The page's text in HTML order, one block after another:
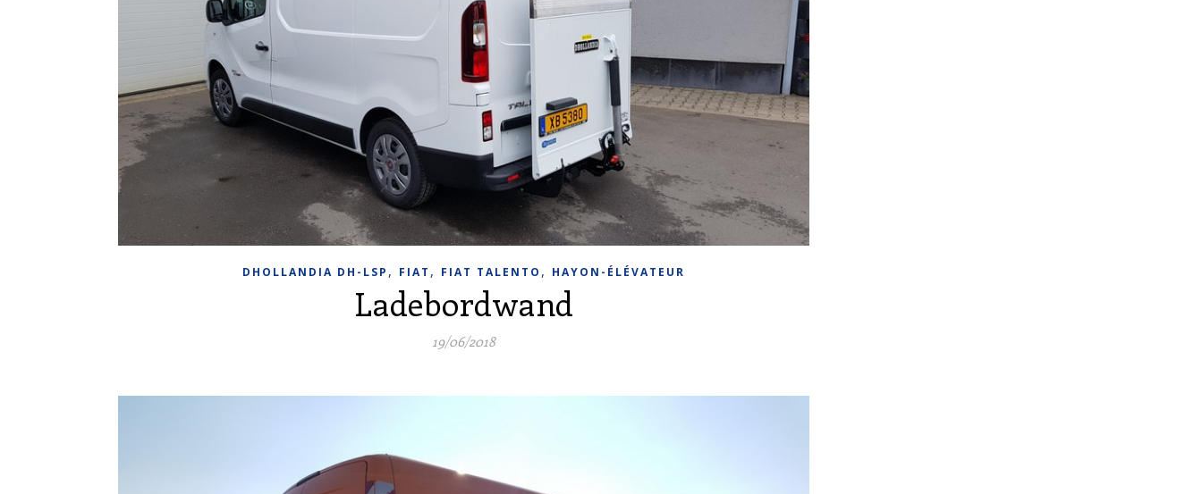
DHOLLANDIA DH-LSP , FIAT , FIAT TALENTO , HAYON-ÉLÉVATEUR
Ladebordwand
19/06/2018